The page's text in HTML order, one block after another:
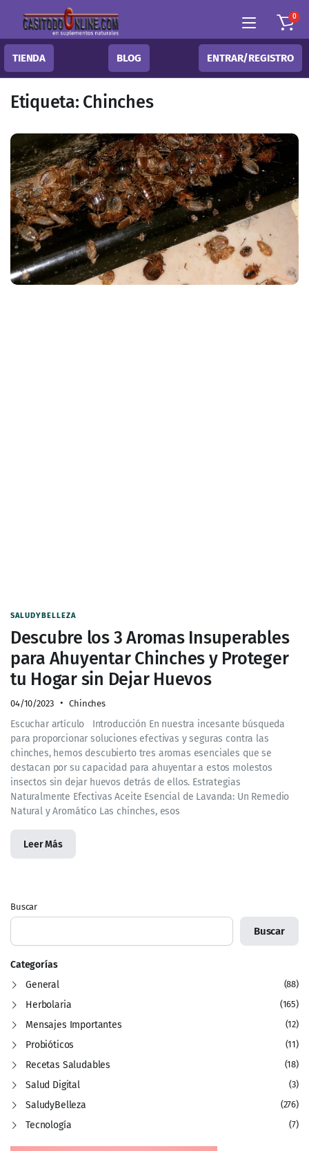
0
TIENDA BLOG ENTRAR/REGISTRO
Etiqueta: Chinches
SALUDYBELLEZA
Descubre los 3 Aromas Insuperables
para Ahuyentar Chinches y Proteger
tu Hogar sin Dejar Huevos
04/10/2023 Chinches
Escuchar artículo Introducción En nuestra incesante búsqueda
para proporcionar soluciones efectivas y seguras contra las
chinches, hemos descubierto tres aromas esenciales que se
destacan por su capacidad para ahuyentar a estos molestos
insectos sin dejar huevos detrás de ellos. Estrategias
Naturalmente Efectivas Aceite Esencial de Lavanda: Un Remedio
Natural y Aromático Las chinches, esos
Leer Más
Buscar
Buscar
Categorías
General
(88)
Herbolaria (165)
Mensajes Importantes (12)
Probióticos (11)
Recetas Saludables (18)
Salud Digital (3)
SaludyBelleza (276)
Tecnología (7)